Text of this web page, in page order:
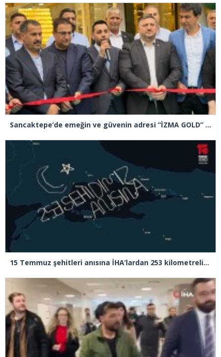
Sancaktepe’de emeğin ve güvenin adresi “İZMA GOLD” törenle açıldı
15 Temmuz şehitleri anısına İHA’lardan 253 kilometrelik rotada ay-yıldızlı radar izi